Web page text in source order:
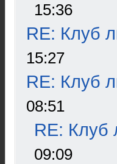
15:36
RE: Клуб
15:27
RE: Клуб
08:51
RE: Клуб
09:09